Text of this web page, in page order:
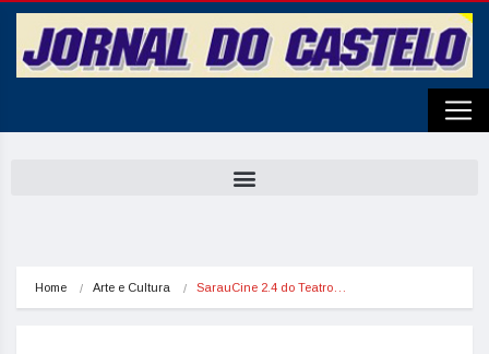
Home Arte e Cultura SarauCine 2.4 do Teatro…